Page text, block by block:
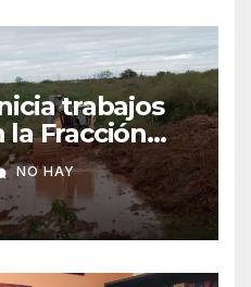
trabajos
Fracción
NO HAY